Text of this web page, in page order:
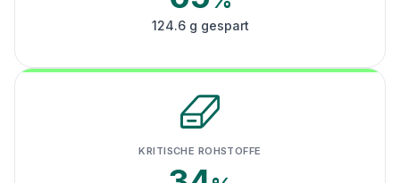
124.6 g gespart
KRITISCHE ROHSTOFFE